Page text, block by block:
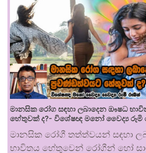
මානසික රෝග සඳහා ලබාදෙන ඖෂධ
හේතුවක් ද?- විශේෂඥ මනෝ වෛද්‍ය රූමි
මානසික රෝගී තත්ත්වයන් සඳහා
භාවිතය හේතුවෙන් රෝගීන් හෝ